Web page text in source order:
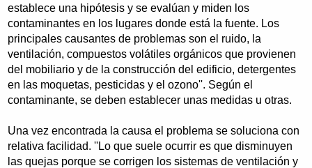
establece una hipótesis y se evalúan y miden los
contaminantes en los lugares donde está la fuente. Los
principales causantes de problemas son el ruido, la
ventilación, compuestos volátiles orgánicos que provienen
del mobiliario y de la construcción del edificio, detergentes
en las moquetas, pesticidas y el ozono''. Según el
contaminante, se deben establecer unas medidas u otras.
Una vez encontrada la causa el problema se soluciona con
relativa facilidad. ''Lo que suele ocurrir es que disminuyen
las quejas porque se corrigen los sistemas de ventilación y